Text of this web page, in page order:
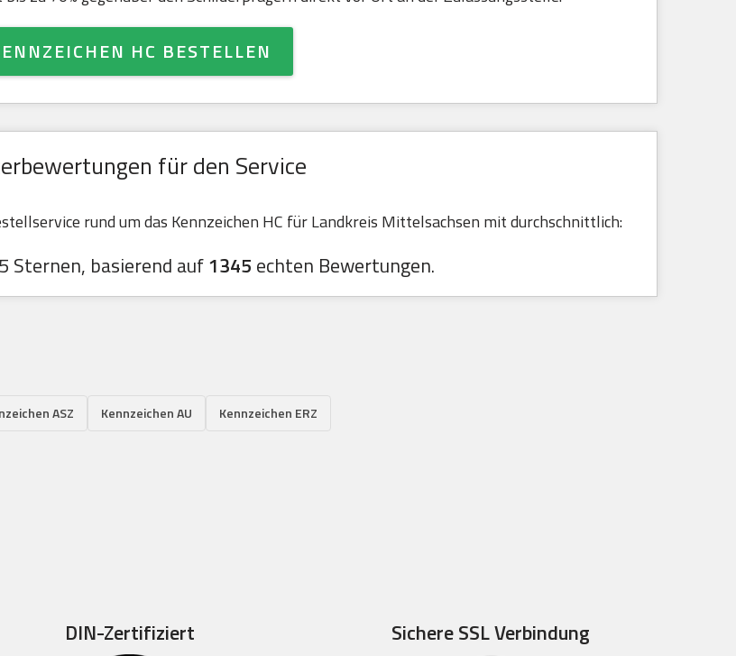
HC BESTELLEN
für den Service
rund um das Kennzeichen HC für Landkreis Mittelsachsen mit durchschnittlich:
Sternen, basierend auf1345 echten Bewertungen.
ASZ Kennzeichen AU Kennzeichen ERZ
DIN-Zertifiziert Sichere SSL Verbindung